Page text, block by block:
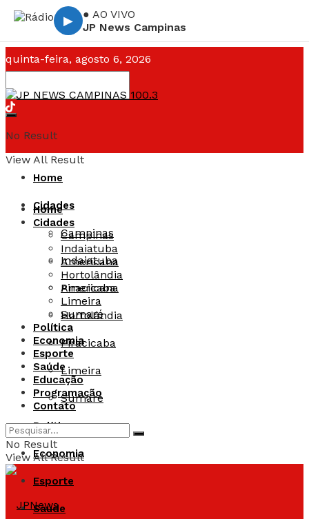
▶
● AO VIVO
JP News Campinas
quinta-feira, agosto 6, 2026
No Result
View All Result
Home
Cidades
Campinas
Indaiatuba
Americana
Hortolândia
Piracicaba
Limeira
Sumaré
Política
Economia
Esporte
Saúde
Home
Cidades
Campinas
Indaiatuba
Americana
Hortolândia
Piracicaba
Limeira
Sumaré
Política
Economia
Esporte
Saúde
Educação
Programação
Contato
No Result
View All Result